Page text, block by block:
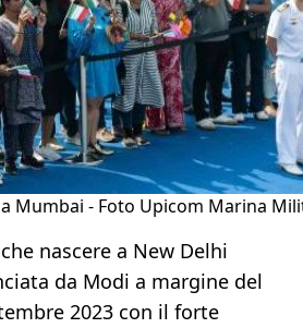
Mumbai - Foto Upicom Marina
nascere a New Delhi
da Modi a margine del
2023 con il forte